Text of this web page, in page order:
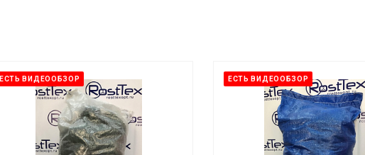
ЕСТЬ ВИДЕООБЗОР ЕСТЬ ВИДЕООБЗОР